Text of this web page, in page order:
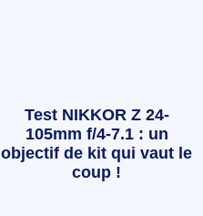
Test NIKKOR Z 24-
105mm f/4-7.1 : un
objectif de kit qui vaut le
coup !